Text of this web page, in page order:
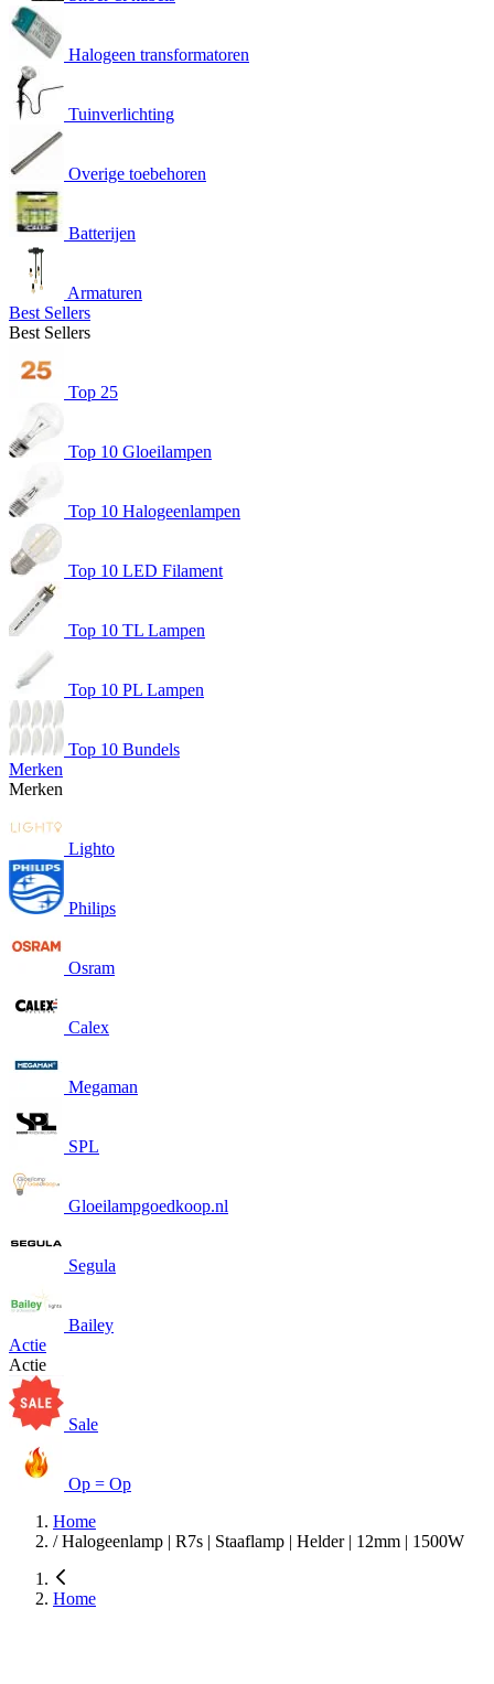
Halogeen transformatoren
Tuinverlichting
Overige toebehoren
Batterijen
Armaturen
Best Sellers
Best Sellers
Top 25
Top 10 Gloeilampen
Top 10 Halogeenlampen
Top 10 LED Filament
Top 10 TL Lampen
Top 10 PL Lampen
Top 10 Bundels
Merken
Merken
Lighto
Philips
Osram
Calex
Megaman
SPL
Gloeilampgoedkoop.nl
Segula
Bailey
Actie
Actie
Sale
Op = Op
Home
/ Halogeenlamp | R7s | Staaflamp | Helder | 12mm | 1500W
Home